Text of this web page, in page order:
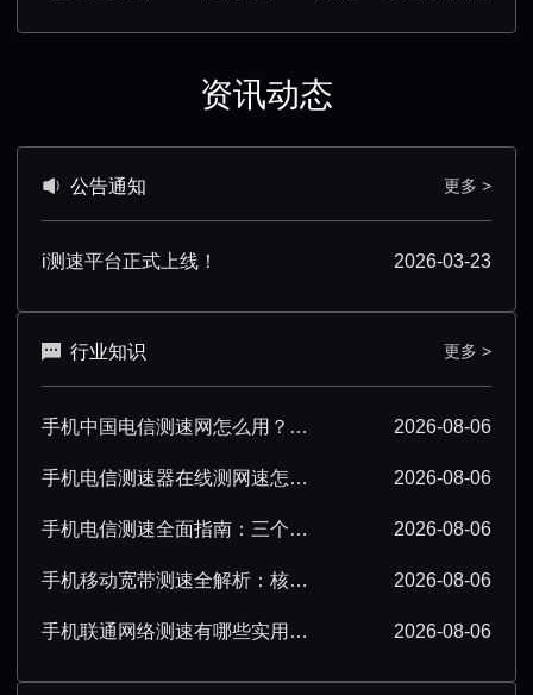
资讯动态
公告通知 更多 >
i测速平台正式上线！ 2026-03-23
行业知识 更多 >
手机中国电信测速网怎么用？超详细操作技巧分享 2026-08-06
手机电信测速器在线测网速怎么操作？超详细步骤分享 2026-08-06
手机电信测速全面指南：三个要点必须掌握 2026-08-06
手机移动宽带测速全解析：核心要点必须掌握 2026-08-06
手机联通网络测速有哪些实用技巧？看完就会 2026-08-06